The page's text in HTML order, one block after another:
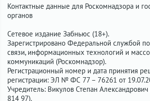
Контактные данные для Роскомнадзора и
органов
Сетевое издание Забньюс (18+).
Зарегистрировано Федеральной службой
связи, информационных технологий и
коммуникаций (Роскомнадзор).
Регистрационный номер и дата принятия
регистрации: ЭЛ № ФС 77 – 76261 от
Учредитель: Викулов Степан
814 97).